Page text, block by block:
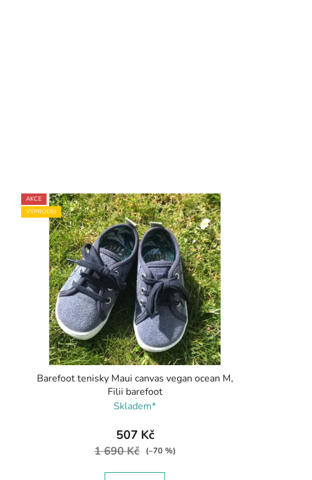
AKCE
VÝPRODEJ
Barefoot tenisky Maui canvas vegan ocean M,
Filii barefoot
Skladem*
507 Kč
1 690 Kč (–70 %)